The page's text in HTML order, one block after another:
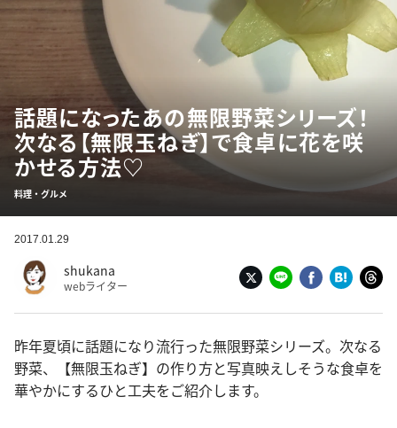
話題になったあの無限野菜シリーズ！
次なる【無限玉ねぎ】で食卓に花を咲
かせる方法♡
料理・グルメ
2017.01.29
shukana
webライター
昨年夏頃に話題になり流行った無限野菜シリーズ。次なる
野菜、【無限玉ねぎ】の作り方と写真映えしそうな食卓を
華やかにするひと工夫をご紹介します。